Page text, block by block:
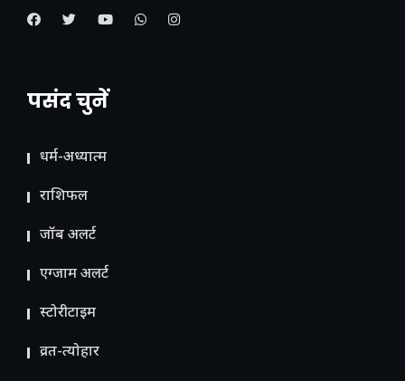
पसंद चुनें
धर्म-अध्यात्म
राशिफल
जॉब अलर्ट
एग्जाम अलर्ट
स्टोरीटाइम
व्रत-त्योहार